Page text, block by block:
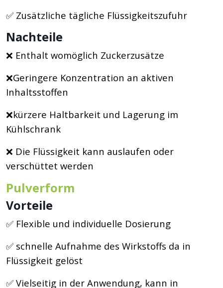
✅ Zusätzliche tägliche Flüssigkeitszufuhr
Nachteile
❌ Enthalt womöglich Zuckerzusätze
❌Geringere Konzentration an aktiven
Inhaltsstoffen
❌kürzere Haltbarkeit und Lagerung im
Kühlschrank
❌ Die Flüssigkeit kann auslaufen oder
verschüttet werden
Pulverform
Vorteile
✅ Flexible und individuelle Dosierung
✅ schnelle Aufnahme des Wirkstoffs da in
Flüssigkeit gelöst
✅ Vielseitig in der Anwendung, kann in